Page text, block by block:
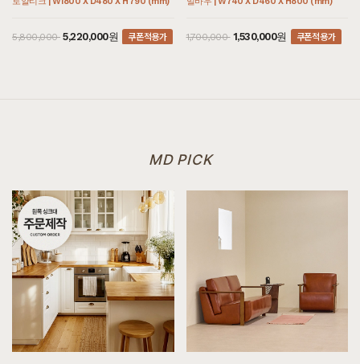
[[하모니] M형 라운드형 소파테이블]
8월 1일 경기 과천 엄**고객님 설치후기입니다
8월 1일 경기 과천 엄**고객님 설치후기입니다
[[블랙러버] AY형 장식장]
8월 1일 인천 남동 추**고객님 설치후기입니다
[[편백] B형 저상형침대 SS/Q/K/SK/EK/LK/CSK/CK/CDK/CLK]
7월 31일 인천 계양 박**고객님 설치후기입니다
[[블랙러버] 버킷박스]
7월 31일 경기 남양주 권**고객님 설치후기입니다
5,800,000 5,220,000원 쿠폰적용가 1,700,000 1,530,000원 쿠폰적용가
MD PICK